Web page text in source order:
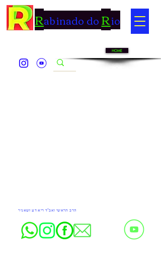
Rabinado doRio
HOME
הרב הראשי ואב''ד ריא דע זשאניר